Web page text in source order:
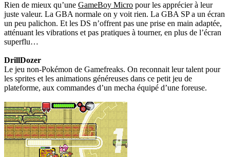
Rien de mieux qu’une GameBoy Micro pour les apprécier à leur
juste valeur. La GBA normale on y voit rien. La GBA SP a un écran
un peu palichon. Et les DS n’offrent pas une prise en main adaptée,
atténuant les vibrations et pas pratiques à tourner, en plus de l’écran
superflu…
DrillDozer
Le jeu non-Pokémon de Gamefreaks. On reconnait leur talent pour
les sprites et les animations généreuses dans ce petit jeu de
plateforme, aux commandes d’un mecha équipé d’une foreuse.